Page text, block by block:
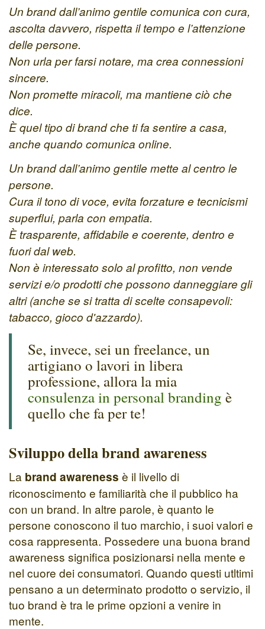
Un brand dall’animo gentile comunica con cura,
ascolta davvero, rispetta il tempo e l’attenzione
delle persone.
Non urla per farsi notare, ma crea connessioni
sincere.
Non promette miracoli, ma mantiene ciò che
dice.
È quel tipo di brand che ti fa sentire a casa,
anche quando comunica online.
Un brand dall’animo gentile mette al centro le
persone.
Cura il tono di voce, evita forzature e tecnicismi
superflui, parla con empatia.
È trasparente, affidabile e coerente, dentro e
fuori dal web.
Non è interessato solo al profitto, non vende
servizi e/o prodotti che possono danneggiare gli
altri (anche se si tratta di scelte consapevoli:
tabacco, gioco d'azzardo).
Se, invece, sei un freelance, un
artigiano o lavori in libera
professione, allora la mia
consulenza in personal branding è
quello che fa per te!
Sviluppo della brand awareness
La brand awareness è il livello di
riconoscimento e familiarità che il pubblico ha
con un brand. In altre parole, è quanto le
persone conoscono il tuo marchio, i suoi valori e
cosa rappresenta. Possedere una buona brand
awareness significa posizionarsi nella mente e
nel cuore dei consumatori. Quando questi utltimi
pensano a un determinato prodotto o servizio, il
tuo brand è tra le prime opzioni a venire in
mente.